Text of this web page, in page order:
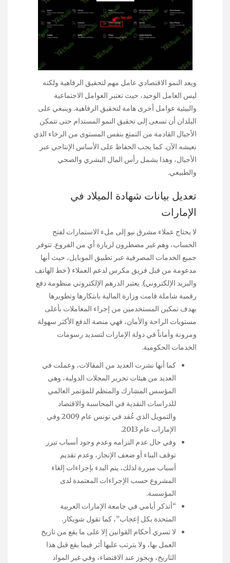
ويعد النمو الاقتصادي عامل مهم لتحقيق الرفاهية ولكنه
ليس العامل الوحيد، حيث تعتبر العوامل الاجتماعية
والبيئية عوامل أخرى هامة لتحقيق الرفاهية. وينبغي على
البلدان أن تسعى إلى تحقيق النمو المستدام حتى تتمكن
الأجيال القادمة من التمتع بنفس المستوى من الرخاء الذي
نعيشه الآن. كما يجب الحفاظ على الأساس الإنتاجي عبر
الأجيال، وهذا يشمل رأس المال البشري والصحي
والطبيعي.
تعديل بيانات شهادة الميلاد في
الإمارات
لا يحتاج عملاء مشرق نيو إلى ملء الاستمارات لفتح
الحساب، وهم غير مضطرون لزيارة أي من الفروع. تتوفر
جميع الخدمات المصرفية عبر تطبيق الموبايل، حيث أنها
مدعومة من قبل فريق مكرس لدعم العملاء (خط الهاتف
والبريد الإلكتروني). يعتبر الدرهم الإلكتروني منظومة دفع
رقمية شاملة قامت وزارة المالية بابتكارها وتطويرها
بهدف تمكين المستخدمين من إجراء المعاملات بأعلى
مستويات الراحة والأمان، فهي منصة الدفع الأكثر سهولة
ومرونة وأماناً في دولة الإمارات لتسديد رسومات
الخدمات الحكومية.
كما أنها نشرت العديد من المقالات، وعملت في
العديد من هيئات تحرير المجلات الدولية، وهي
المؤسس المشارك والمنظم للمؤتمر العالمي
للدراسات النقدية في المحاسبة والاقتصاد
والتمويل الذي عُقد في تونس عام 2009 وفي
الإمارات عام 2013.
وفي حال عدم التزامه وعدم وجود أسباب تبرر
توقف البناء أو ضعف الإنجاز، وعدم تقديم
أسباب مبررة لذلك، يتم البدء بإجراءات إلغاء
المشروع حسب الإجراءات المعتمدة لدى
المؤسسة.
“أتذكر أيامي في جامعة الإمارات العربية
المتحدة بكل إعجاب”، كما تقول شويكار.
لا تسري أحكام القوانين إلا على ما يقع من تاريخ
العمل بها، ولا يترتب عليها أثر فيما يقع قبل هذا
التاريخ، ويجوز عند الاقتضاء، وفي غير المواد